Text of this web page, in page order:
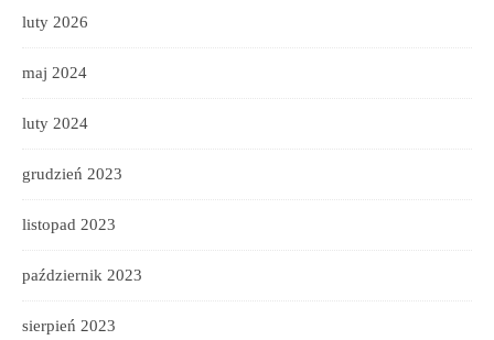
luty 2026
maj 2024
luty 2024
grudzień 2023
listopad 2023
październik 2023
sierpień 2023